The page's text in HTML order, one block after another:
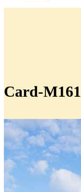
Card-M161